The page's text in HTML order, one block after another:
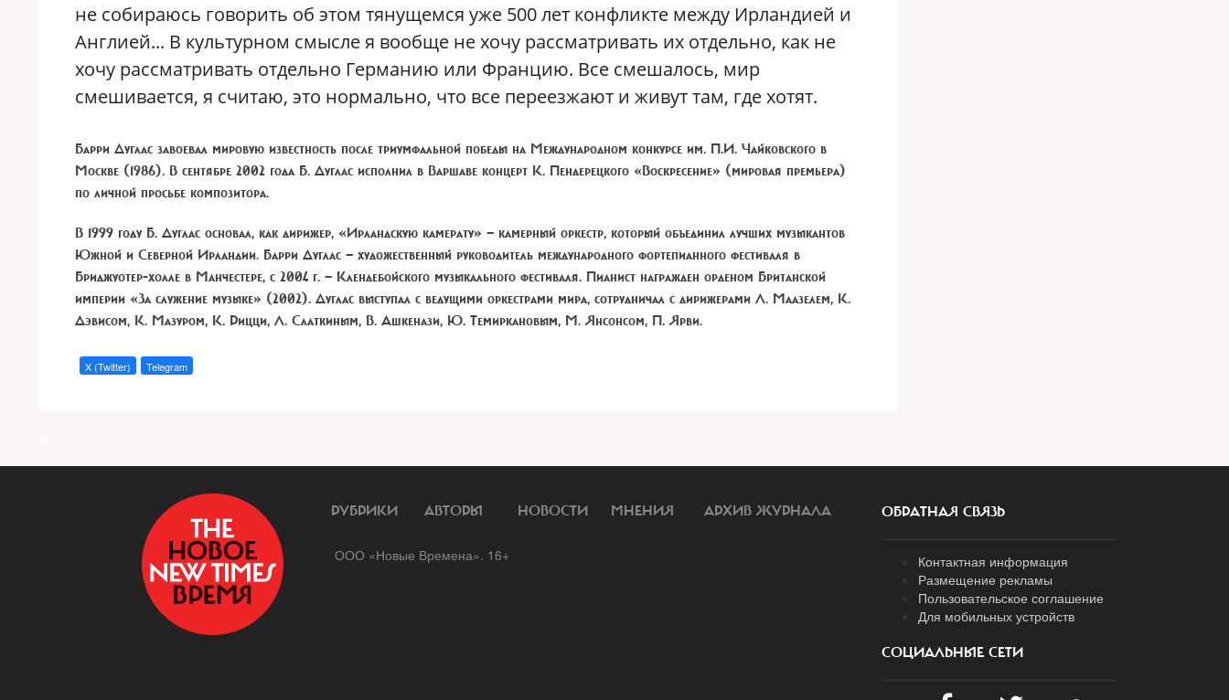
не собираюсь говорить об этом тянущемся уже 500 лет конфликте между Ирландией и
Англией... В культурном смысле я вообще не хочу рассматривать их отдельно, как не
хочу рассматривать отдельно Германию или Францию. Все смешалось, мир
смешивается, я считаю, это нормально, что все переезжают и живут там, где хотят.
Барри Дуглас завоевал мировую известность после триумфальной победы на Международном конкурсе им. П.И. Чайковского в
Москве (1986). В сентябре 2002 года Б. Дуглас исполнил в Варшаве концерт К. Пендерецкого «Воскресение» (мировая премьера)
по личной просьбе композитора.
В 1999 году Б. Дуглас основал, как дирижер, «Ирландскую камерату» — камерный оркестр, который объединил лучших музыкантов
Южной и Северной Ирландии. Барри Дуглас — художественный руководитель международного фортепианного фестиваля в
Бриджуотер-холле в Манчестере, с 2004 г. — Клендебойского музыкального фестиваля. Пианист награжден орденом Британской
империи «За служение музыке» (2002). Дуглас выступал с ведущими оркестрами мира, сотрудничал с дирижерами Л. Маазелем, К.
Дэвисом, К. Мазуром, К. Рицци, Л. Слаткиным, В. Ашкенази, Ю. Темиркановым, М. Янсонсом, П. Ярви.
X (Twitter) Telegram
РУБРИКИ АВТОРЫ НОВОСТИ МНЕНИЯ АРХИВ ЖУРНАЛА
ООО «Новые Времена». 16+
ОБРАТНАЯ СВЯЗЬ
Контактная информация
Размещение рекламы
Пользовательское соглашение
Для мобильных устройств
СОЦИАЛЬНЫЕ СЕТИ